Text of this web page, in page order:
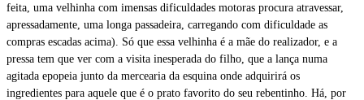
feita, uma velhinha com imensas dificuldades motoras procura atravessar,
apressadamente, uma longa passadeira, carregando com dificuldade as
compras escadas acima). Só que essa velhinha é a mãe do realizador, e a
pressa tem que ver com a visita inesperada do filho, que a lança numa
agitada epopeia junto da mercearia da esquina onde adquirirá os
ingredientes para aquele que é o prato favorito do seu rebentinho. Há, por